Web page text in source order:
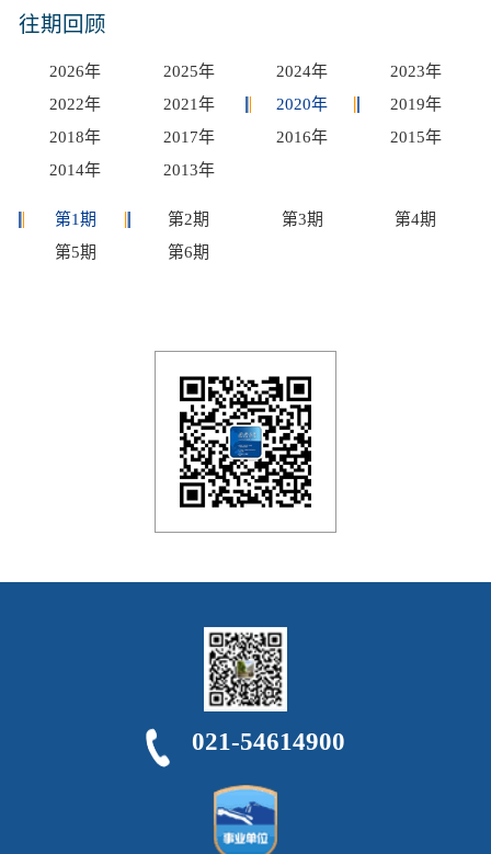
往期回顾
2026年 2025年 2024年
2023年
2022年
2021年 2020年
2019年
2018年
2017年 2016年
2015年
2014年
2013年
第1期 第2期 第3期
第4期
第5期
第6期
021-54614900